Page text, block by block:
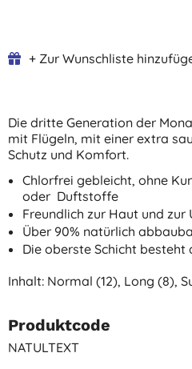
+ Zur Wunschliste
Die dritte Generation der
mit Flügeln, mit einer extra
Schutz und Komfort.
Chlorfrei gebleicht, ohne
oder Duftstoffe
Freundlich zur Haut und zur
Über 90% natürlich
Die oberste Schicht besteht
Inhalt: Normal (12), Long (8),
Produktcode
NATULTEXT